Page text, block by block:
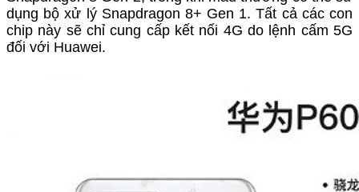
dụng bộ xử lý Snapdragon 8+ Gen 1. Tất cả các con
chip này sẽ chỉ cung cấp kết nối 4G do lệnh cấm 5G
đối với Huawei.